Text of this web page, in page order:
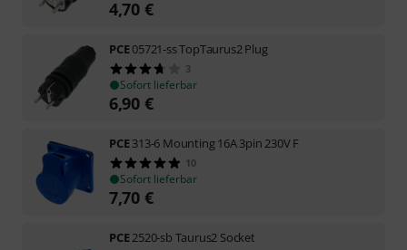
4,70 €
PCE05721-ss TopTaurus2 Plug
3
Sofort lieferbar
6,90 €
PCE313-6 Mounting 16A 3pin 230V F
10
Sofort lieferbar
7,70 €
PCE2520-sb Taurus2 Socket